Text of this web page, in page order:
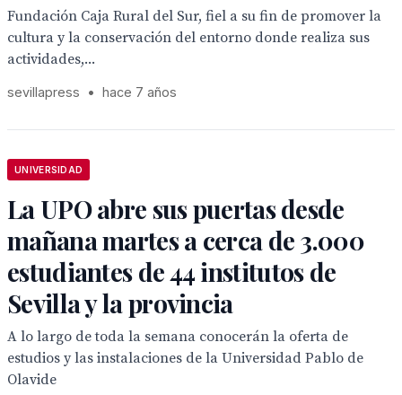
Fundación Caja Rural del Sur, fiel a su fin de promover la
cultura y la conservación del entorno donde realiza sus
actividades,...
sevillapress • hace 7 años
UNIVERSIDAD
La UPO abre sus puertas desde
mañana martes a cerca de 3.000
estudiantes de 44 institutos de
Sevilla y la provincia
A lo largo de toda la semana conocerán la oferta de
estudios y las instalaciones de la Universidad Pablo de
Olavide